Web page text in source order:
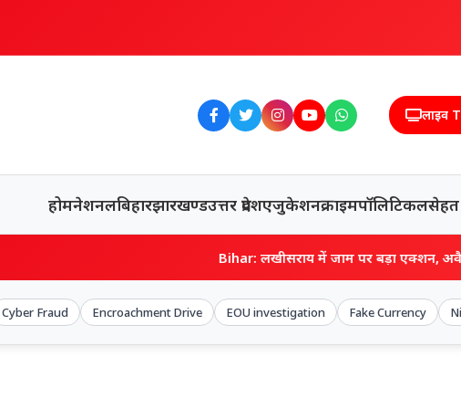
लाइव
होमनेशनलबिहारझारखण्डउत्तर प्रदेशएजुकेशनक्राइमपॉलिटिकलसेहत
Bihar: लखीसराय में जाम पर बड़ा एक्शन, अवैध पार्किंग और अतिक्रमण
Cyber Fraud Encroachment Drive EOU investigation Fake Currency